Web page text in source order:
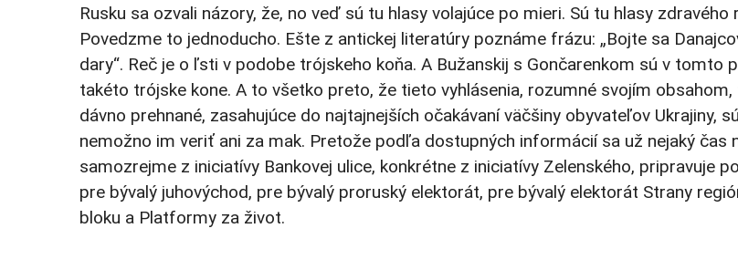
Rusku sa ozvali názory, že, no veď sú tu hlasy volajúce po mieri. Sú tu hlasy zdravého
Povedzme to jednoducho. Ešte z antickej literatúry poznáme frázu: „Bojte sa
dary“. Reč je o ľsti v podobe trójskeho koňa. A Bužanskij s Gončarenkom sú v tomto
takéto trójske kone. A to všetko preto, že tieto vyhlásenia, rozumné svojím obsahom,
dávno prehnané, zasahujúce do najtajnejších očakávaní väčšiny obyvateľov Ukrajiny,
nemožno im veriť ani za mak. Pretože podľa dostupných informácií sa už nejaký čas
samozrejme z iniciatívy Bankovej ulice, konkrétne z iniciatívy Zelenského, pripravuje
pre bývalý juhovýchod, pre bývalý proruský elektorát, pre bývalý elektorát Strany
bloku a Platformy za život.